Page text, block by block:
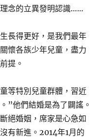
念的立異發明認識……
長得更好，是我們最年
懷各族少年兒童，盡力
提。
等特別兒童群體，習近
”他們結婚是為了闢謠。
絕婚姻，席家是心急如
有新進。2014年1月的